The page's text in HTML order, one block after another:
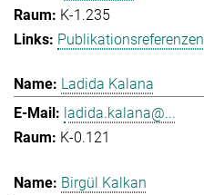
K-1.235
Publikationsreferenzen
Ladida Kalana
ladida.kalana@...
K-0.121
Birgül Kalkan